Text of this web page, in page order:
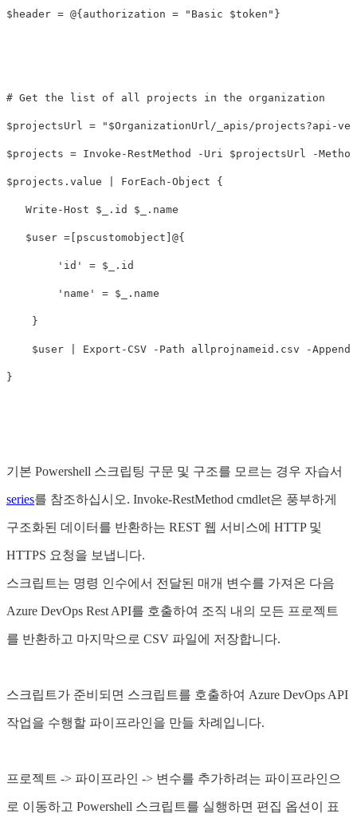
$header = @{authorization = "Basic $token"}
# Get the list of all projects in the organization
$projectsUrl = "$OrganizationUrl/_apis/projects?api-
$projects = Invoke-RestMethod -Uri $projectsUrl -
$projects.value | ForEach-Object {
   Write-Host $_.id $_.name
   $user =[pscustomobject]@{
        'id' = $_.id
        'name' = $_.name
    }
$user | Export-CSV -Path allprojnameid.csv -Append
기본 Powershell 스크립팅 구문 및 구조를 모르는 경우 자습서
series를 참조하십시오. Invoke-RestMethod cmdlet은 풍부하게
구조화된 데이터를 반환하는 REST 웹 서비스에 HTTP 및
HTTPS 요청을 보냅니다.
스크립트는 명령 인수에서 전달된 매개 변수를 가져온 다음
Azure DevOps Rest API를 호출하여 조직 내의 모든 프로젝트
를 반환하고 마지막으로 CSV 파일에 저장합니다.
스크립트가 준비되면 스크립트를 호출하여 Azure DevOps API
작업을 수행할 파이프라인을 만들 차례입니다.
프로젝트 -> 파이프라인 -> 변수를 추가하려는 파이프라인으
로 이동하고 Powershell 스크립트를 실행하면 편집 옵션이 표